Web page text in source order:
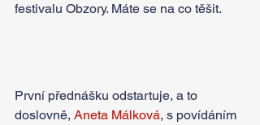
festivalu Obzory. Máte se na co těšit.
První přednášku odstartuje, a to
doslovně, Aneta Málková, s povídáním